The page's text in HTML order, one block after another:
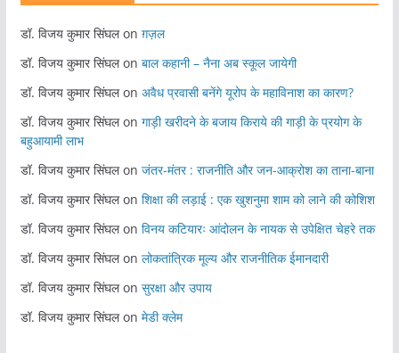
डॉ. विजय कुमार सिंघलon ग़ज़ल
डॉ. विजय कुमार सिंघलon बाल कहानी – नैना अब स्कूल जायेगी
डॉ. विजय कुमार सिंघलon अवैध प्रवासी बनेंगे यूरोप के महाविनाश का कारण?
डॉ. विजय कुमार सिंघलon गाड़ी खरीदने के बजाय किराये की गाड़ी के प्रयोग के
बहुआयामी लाभ
डॉ. विजय कुमार सिंघलon जंतर-मंतर : राजनीति और जन-आक्रोश का ताना-बाना
डॉ. विजय कुमार सिंघलon शिक्षा की लड़ाई : एक खुशनुमा शाम को लाने की कोशिश
डॉ. विजय कुमार सिंघलon विनय कटियारः आंदोलन के नायक से उपेक्षित चेहरे तक
डॉ. विजय कुमार सिंघलon लोकतांत्रिक मूल्य और राजनीतिक ईमानदारी
डॉ. विजय कुमार सिंघलon सुरक्षा और उपाय
डॉ. विजय कुमार सिंघलon मेडी क्लेम